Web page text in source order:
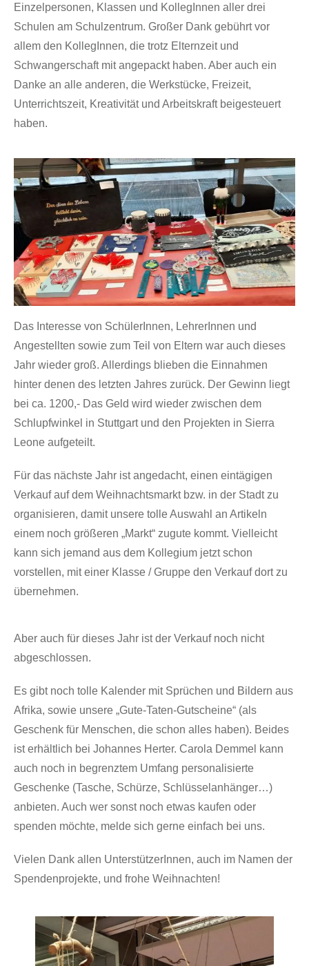
Einzelpersonen, Klassen und KollegInnen aller drei
Schulen am Schulzentrum. Großer Dank gebührt vor
allem den KollegInnen, die trotz Elternzeit und
Schwangerschaft mit angepackt haben. Aber auch ein
Danke an alle anderen, die Werkstücke, Freizeit,
Unterrichtszeit, Kreativität und Arbeitskraft beigesteuert
haben.
Das Interesse von SchülerInnen, LehrerInnen und
Angestellten sowie zum Teil von Eltern war auch dieses
Jahr wieder groß. Allerdings blieben die Einnahmen
hinter denen des letzten Jahres zurück. Der Gewinn liegt
bei ca. 1200,- Das Geld wird wieder zwischen dem
Schlupfwinkel in Stuttgart und den Projekten in Sierra
Leone aufgeteilt.
Für das nächste Jahr ist angedacht, einen eintägigen
Verkauf auf dem Weihnachtsmarkt bzw. in der Stadt zu
organisieren, damit unsere tolle Auswahl an Artikeln
einem noch größeren „Markt“ zugute kommt. Vielleicht
kann sich jemand aus dem Kollegium jetzt schon
vorstellen, mit einer Klasse / Gruppe den Verkauf dort zu
übernehmen.
Aber auch für dieses Jahr ist der Verkauf noch nicht
abgeschlossen.
Es gibt noch tolle Kalender mit Sprüchen und Bildern aus
Afrika, sowie unsere „Gute-Taten-Gutscheine“ (als
Geschenk für Menschen, die schon alles haben). Beides
ist erhältlich bei Johannes Herter. Carola Demmel kann
auch noch in begrenztem Umfang personalisierte
Geschenke (Tasche, Schürze, Schlüsselanhänger…)
anbieten. Auch wer sonst noch etwas kaufen oder
spenden möchte, melde sich gerne einfach bei uns.
Vielen Dank allen UnterstützerInnen, auch im Namen der
Spendenprojekte, und frohe Weihnachten!